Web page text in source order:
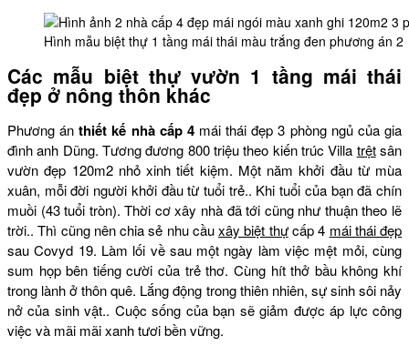
Hình mẫu biệt thự 1 tầng mái thái màu trắng đen phương án 2
Các mẫu biệt thự vườn 1 tầng mái thái
đẹp ở nông thôn khác
Phương ánthiết kế nhà cấp 4mái thái đẹp 3 phòng ngủ của gia
đình anh Dũng. Tương đương 800 triệu theo kiến trúc Villa trệtsân
vườn đẹp 120m2 nhỏ xinh tiết kiệm. Một năm khởi đầu từ mùa
xuân, mỗi đời người khởi đầu từ tuổi trẻ.. Khi tuổi của bạn đã chín
muồi (43 tuổi tròn). Thời cơ xây nhà đã tới cũng như thuận theo lẽ
trời.. Thì cũng nên chia sẻ nhu cầuxây biệt thựcấp 4 mái thái đẹp
sau Covyd 19. Làm lối về sau một ngày làm việc mệt mỏi, cùng
sum họp bên tiếng cười của trẻ thơ. Cùng hít thở bầu không khí
trong lành ở thôn quê. Lắng động trong thiên nhiên, sự sinh sôi nảy
nở của sinh vật.. Cuộc sống của bạn sẽ giảm được áp lực công
việc và mãi mãi xanh tươi bền vững.